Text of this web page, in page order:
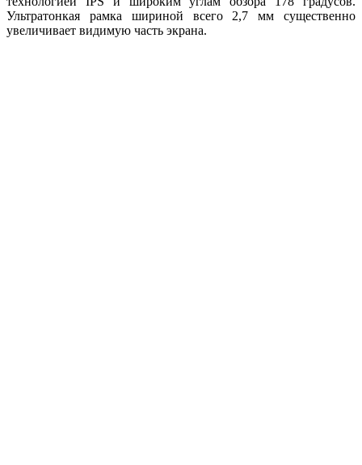
Ультратонкая рамка шириной всего 2,7 мм существенно
увеличивает видимую часть экрана.